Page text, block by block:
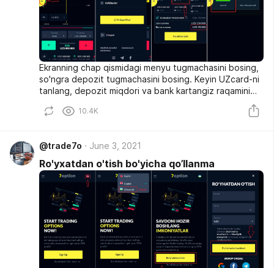
Ekranning chap qismidagi menyu tugmachasini bosing,
so'ngra depozit tugmachasini bosing. Keyin UZcard-ni
tanlang, depozit miqdori va bank kartangiz raqamini
350.000 so'mdan boshlashni tavsiya qilamiz) va
10.4K
@trade7o June 3, 2021
Ro'yxatdan o'tish bo'yicha qo’llanma